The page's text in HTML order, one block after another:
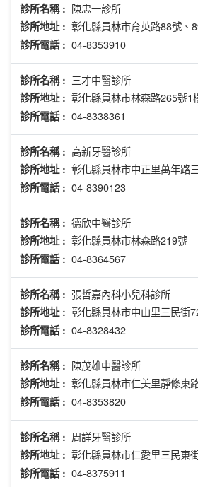
診所名稱 : 陳忠一診所
診所地址 : 彰化縣員林市育英路88號、
診所電話 : 04-8353910
診所名稱 : 三才中醫診所
診所地址 : 彰化縣員林市林森路265號1
診所電話 : 04-8338361
診所名稱 : 高新牙醫診所
診所地址 : 彰化縣員林市中正里萬年路
診所電話 : 04-8390123
診所名稱 : 德欣中醫診所
診所地址 : 彰化縣員林市林森路219號
診所電話 : 04-8364567
診所名稱 : 張哲嘉內科小兒科診所
診所地址 : 彰化縣員林市中山里三民街
診所電話 : 04-8328432
診所名稱 : 陳茂雄中醫診所
診所地址 : 彰化縣員林市仁美里靜修東
診所電話 : 04-8353820
診所名稱 : 周詳牙醫診所
診所地址 : 彰化縣員林市仁愛里三民東
診所電話 : 04-8375911